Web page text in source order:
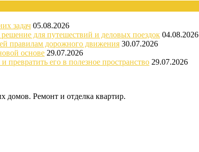
задач 05.08.2026
для путешествий и деловых поездок 04.08.2026
правилам дорожного движения 30.07.2026
основе 29.07.2026
его в полезное пространство 29.07.2026
домов. Ремонт и отделка квартир.